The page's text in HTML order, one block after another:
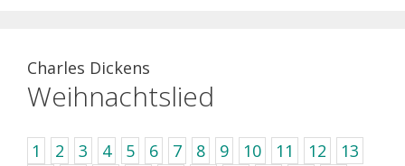
Charles Dickens
Weihnachtslied
1 2 3 4 5 6 7 8 9 10 11 12
13